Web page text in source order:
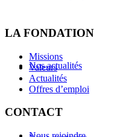
Nos actualités
LA FONDATION
Missions
Valeurs
Actualités
Offres d’emploi
CONTACT